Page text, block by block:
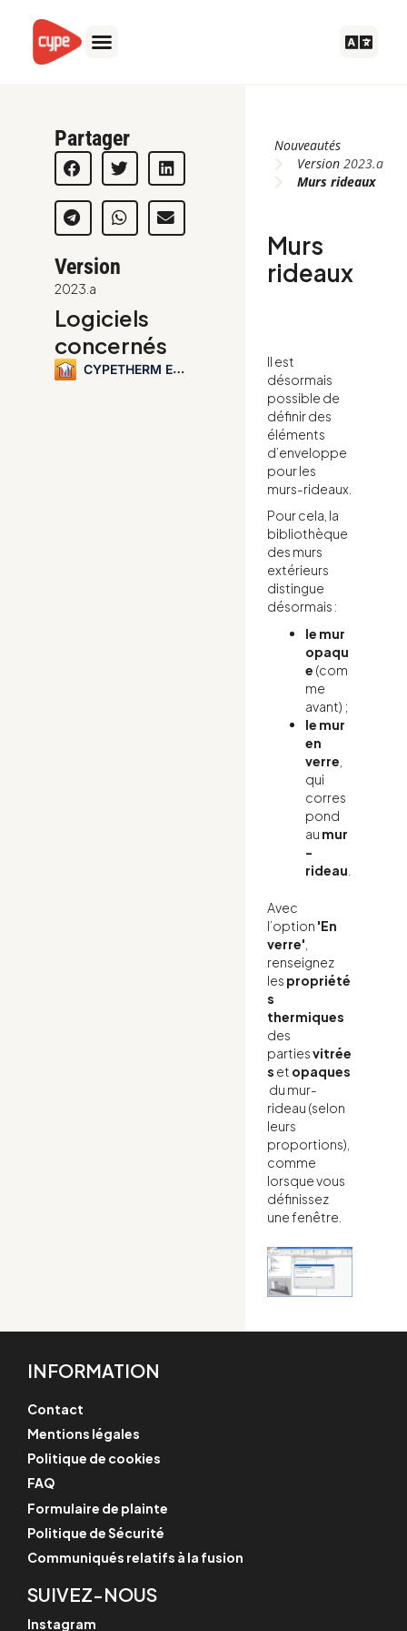
contenu
Partager
Version
2023.a
Logiciels
concernés
CYPETHERM EPlus
Nouveautés
Version2023.a
Murs rideaux
Murs
rideaux
Il est
désormais
possible de
définir des
éléments
d’enveloppe
pour les
murs-rideaux.
Pour cela, la
bibliothèque
des murs
extérieurs
distingue
désormais :
le mur
opaqu
e (com
me
avant) ;
le mur
en
verre
qui
corres
pond
au mur
-
rideau
Avec
l’option 'En
verre'
renseignez
les propriété
s
thermiques
des
partiesvitrée
s et opaques
du mur-
rideau (selon
leurs
proportions),
comme
lorsque vous
définissez
une fenêtre.
INFORMATION
Contact
Mentions légales
Politique de cookies
FAQ
Formulaire de plainte
Politique de Sécurité
Communiqués relatifs à la fusion
SUIVEZ-NOUS
Instagram